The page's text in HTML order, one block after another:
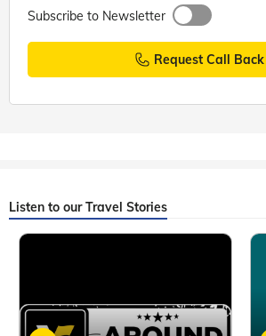
Subscribe to Newsletter
Request Call Back
Listen to our Travel Stories